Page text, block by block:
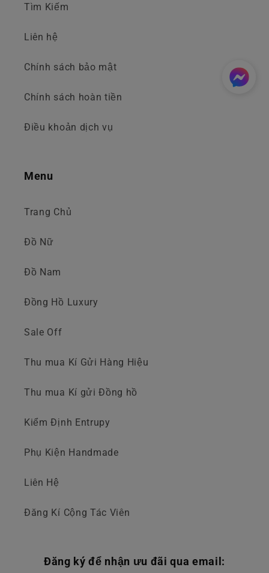
Tìm Kiếm
Liên hệ
Chính sách bảo mật
Chính sách hoàn tiền
Điều khoản dịch vụ
Menu
Trang Chủ
Đồ Nữ
Đồ Nam
Đồng Hồ Luxury
Sale Off
Thu mua Kí Gửi Hàng Hiệu
Thu mua Kí gửi Đồng hồ
Kiểm Định Entrupy
Phụ Kiện Handmade
Liên Hệ
Đăng Kí Cộng Tác Viên
Đăng ký để nhận ưu đãi qua email: